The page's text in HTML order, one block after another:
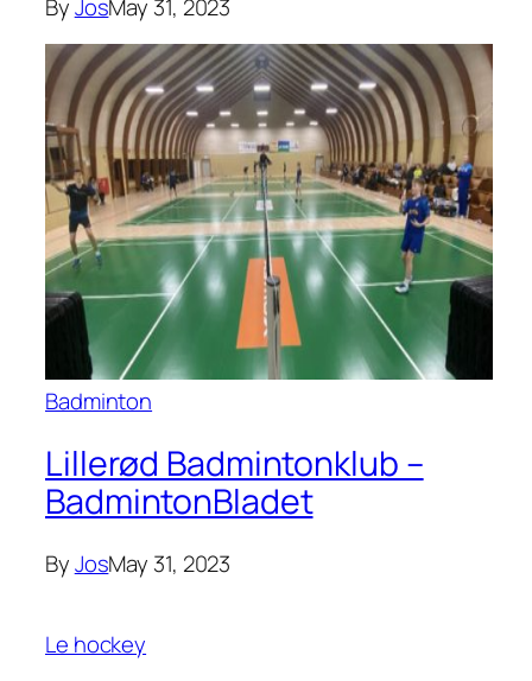
ByJosMay 31, 2023
Badminton
Lillerød Badmintonklub –
BadmintonBladet
ByJosMay 31, 2023
Le hockey